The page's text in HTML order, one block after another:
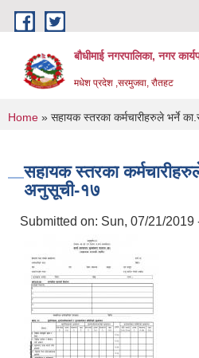
Skip to main content
बौधीमाई नगरपालिका, नगर
मधेश प्रदेश ,सरमुजवा, रौतहट
You are here
Home » सहायक स्तरका कर्मचारीहरुले भर्ने
सहायक स्तरका
अनुसूची-१७
Submitted on: Sun, 07/21/2019